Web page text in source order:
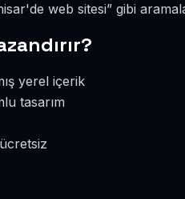
web sitesi” gibi
yerel içerik
tasarım